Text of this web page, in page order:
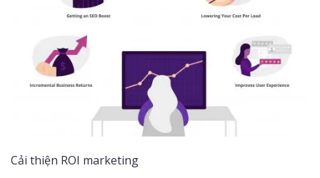
Cải thiện ROI marketing